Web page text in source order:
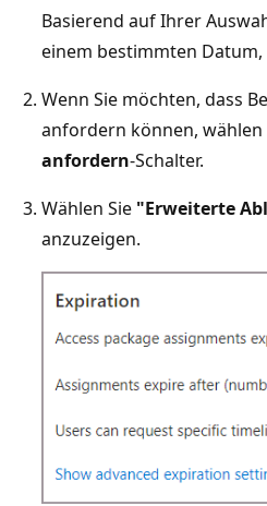
Basierend auf Ihrer
einem bestimmten
Wenn Sie möchten, dass
anfordern können, wählen
anfordern-Schalter.
Wählen Sie "Erweiterte
anzuzeigen.